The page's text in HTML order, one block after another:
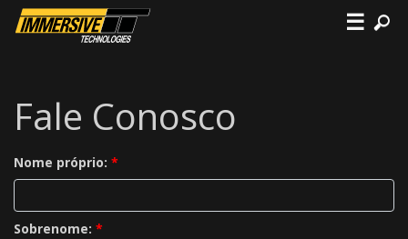
☰
Fale Conosco
Nome próprio: *
Sobrenome: *